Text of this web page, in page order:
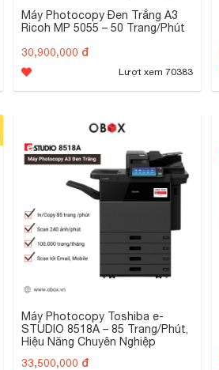
Máy Photocopy Đen Trắng A3
Ricoh MP 5055 – 50 Trang/Phút
30,900,000 đ
Lượt xem 70383
Máy Photocopy Toshiba e-
STUDIO 8518A – 85 Trang/Phút,
Hiệu Năng Chuyên Nghiệp
33,500,000 đ